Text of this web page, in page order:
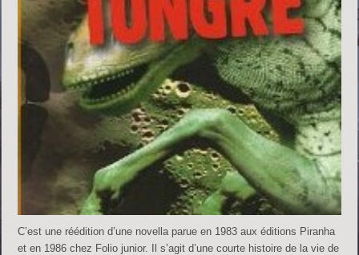
C’est une réédition d’une novella parue en 1983 aux éditions Piranha
et en 1986 chez Folio junior. Il s’agit d’une courte histoire de la vie de